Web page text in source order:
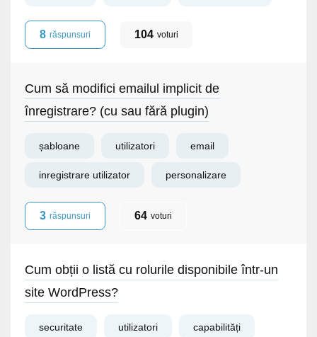
8 răspunsuri 104 voturi
Cum să modifici emailul implicit de
înregistrare? (cu sau fără plugin)
șabloane utilizatori email
inregistrare utilizator personalizare
3 răspunsuri 64 voturi
Cum obții o listă cu rolurile disponibile într-un
site WordPress?
securitate utilizatori capabilități